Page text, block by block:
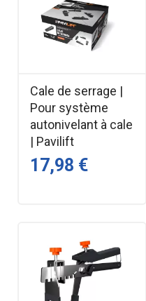
Cale de serrage |
Pour système
autonivelant à cale
| Pavilift
17,98 €